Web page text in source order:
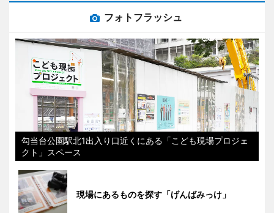
フォトフラッシュ
勾当台公園駅北1出入り口近くにある「こども現場プロジェ
クト」スペース
現場にあるものを探す「げんばみっけ」